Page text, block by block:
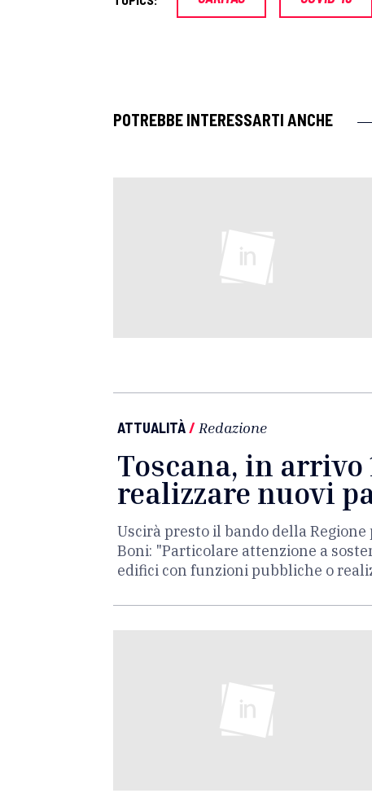
POTREBBE INTERESSARTI ANCHE
ATTUALITÀ/ Redazione
Toscana, in
realizzare nuovi
Uscirà presto il bando della
Boni: "Particolare attenzione a
edifici con funzioni pubbliche o